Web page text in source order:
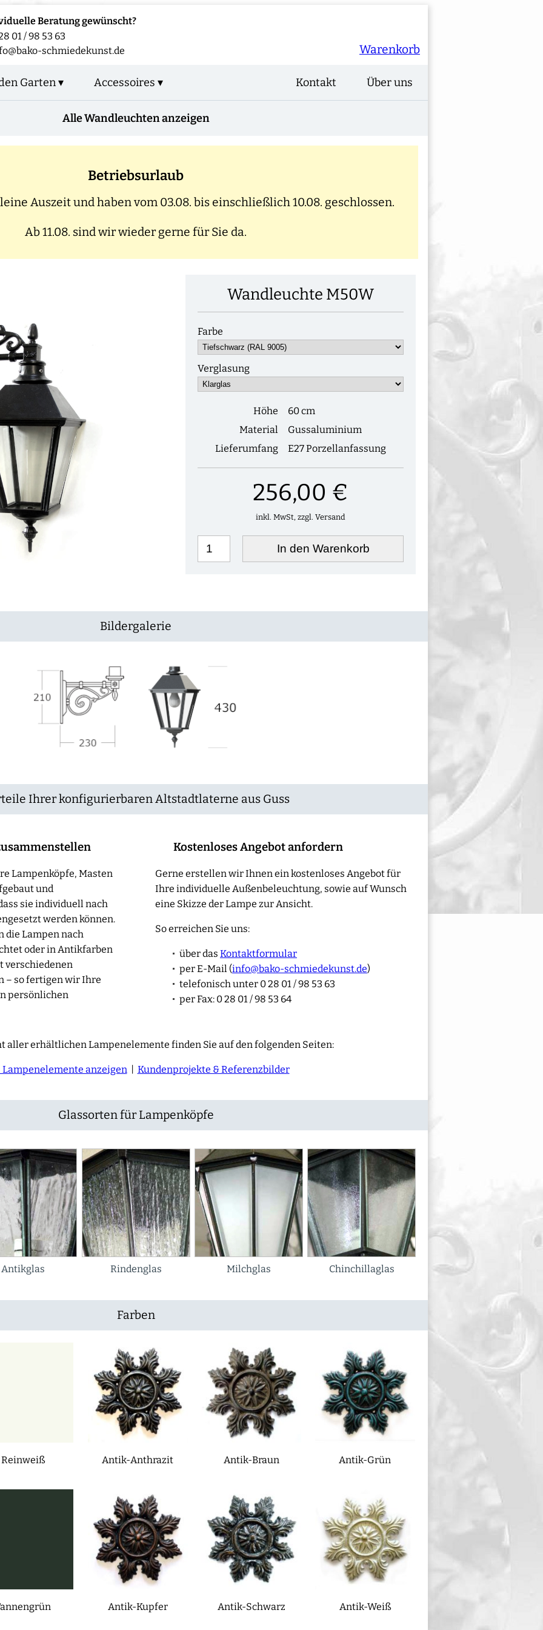
Beratung gewünscht?
01 / 98 53 63
schmiedekunst.de
Warenkorb
Garten ▾ Accessoires ▾ Über uns
Kontakt
Alle Wandleuchten anzeigen
Betriebsurlaub
Auszeit und haben vom 03.08. bis einschließlich 10.08. geschlossen.
Ab 11.08. sind wir wieder gerne für Sie da.
Wandleuchte M50W
Farbe
Verglasung
Höhe
60 cm
Material
Gussaluminium
Lieferumfang
E27 Porzellanfassung
256,00 €
inkl. MwSt, zzgl. Versand
In den Warenkorb
Bildergalerie
Ihrer konfigurierbaren Altstadtlaterne aus Guss
Lampenköpfe, Masten
und
sie individuell nach
werden können.
die Lampen nach
oder in Antikfarben
verschiedenen
– so fertigen wir Ihre
persönlichen
Kostenloses Angebot anfordern
Gerne erstellen wir Ihnen ein kostenloses Angebot für
Ihre individuelle Außenbeleuchtung, sowie auf Wunsch
eine Skizze der Lampe zur Ansicht.
So erreichen Sie uns:
über das Kontaktformular
per E-Mail (info@bako-schmiedekunst.de)
telefonisch unter 0 28 01 / 98 53 63
per Fax: 0 28 01 / 98 53 64
aller erhältlichen Lampenelemente finden Sie auf den folgenden Seiten:
anzeigen | Kundenprojekte & Referenzbilder
Glassorten für Lampenköpfe
Antikglas Rindenglas Milchglas Chinchillaglas
Farben
Reinweiß Antik-Anthrazit Antik-Braun Antik-Grün
Antik-Kupfer Antik-Schwarz Antik-Weiß